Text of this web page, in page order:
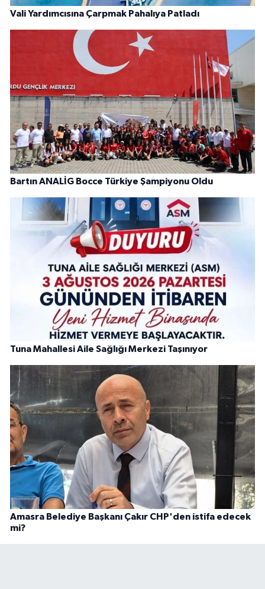
Vali Yardımcısına Çarpmak Pahalıya Patladı
Bartın ANALİG Bocce Türkiye Şampiyonu Oldu
Tuna Mahallesi Aile Sağlığı Merkezi Taşınıyor
Amasra Belediye Başkanı Çakır CHP'den istifa edecek
mi?